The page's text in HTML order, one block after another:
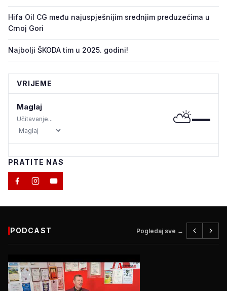
Hifa Oil CG među najuspješnijim srednjim preduzećima u
Crnoj Gori
Najbolji ŠKODA tim u 2025. godini!
VRIJEME
Maglaj
Učitavanje... ⛅—
PRATITE NAS
PODCAST Pogledaj sve →